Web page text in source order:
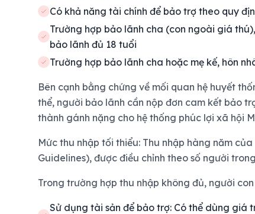
Có khả năng tài chính để bảo trợ theo quy
Trường hợp bảo lãnh cha (con ngoài giá
bảo lãnh đủ 18 tuổi
Trường hợp bảo lãnh cha hoặc mẹ kế, hôn
Bên cạnh bằng chứng về mối quan hệ huyết
thể, người bảo lãnh cần nộp đơn cam kết bảo
thành gánh nặng cho hệ thống phúc lợi xã hội
Mức thu nhập tối thiểu: Thu nhập hàng năm
Guidelines), được điều chỉnh theo số người
Trong trường hợp thu nhập không đủ, người
Sử dụng tài sản để bảo trợ: Có thể dùng giá